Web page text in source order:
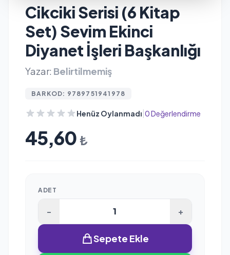
Cikciki Serisi (6 Kitap
Set) Sevim Ekinci
Diyanet İşleri Başkanlığı
Yazar: Belirtilmemiş
BARKOD: 9789751941978
Henüz Oylanmadı 0 Değerlendirme
45,60 ₺
ADET
- +
Sepete Ekle